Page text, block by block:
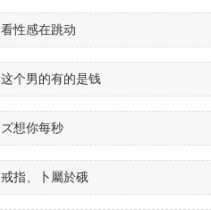
看性感在跳动
这个男的有的是钱
ズ想你每秒
戒指、卜屬於硪